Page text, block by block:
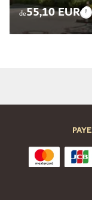
de55,10 EUR